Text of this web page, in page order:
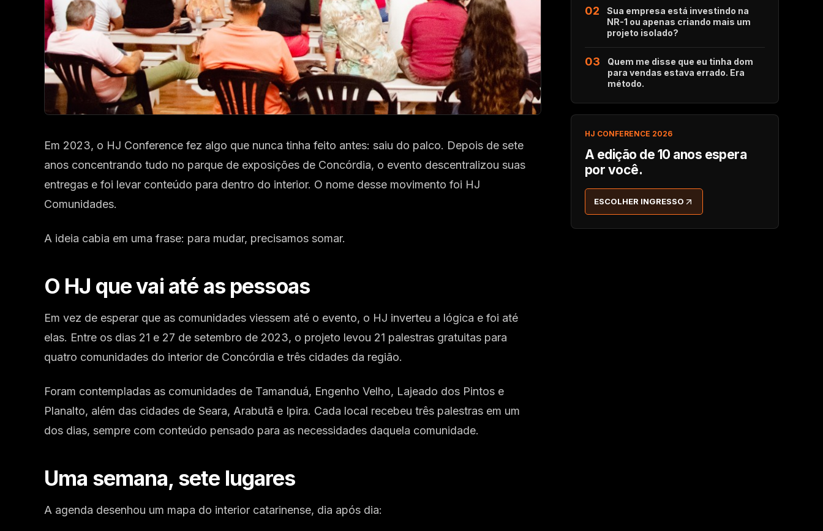
Em 2023, o HJ Conference fez algo que nunca tinha feito antes: saiu do palco. Depois de sete
anos concentrando tudo no parque de exposições de Concórdia, o evento descentralizou suas
entregas e foi levar conteúdo para dentro do interior. O nome desse movimento foi HJ
Comunidades.
A ideia cabia em uma frase: para mudar, precisamos somar.
O HJ que vai até as pessoas
Em vez de esperar que as comunidades viessem até o evento, o HJ inverteu a lógica e foi até
elas. Entre os dias 21 e 27 de setembro de 2023, o projeto levou 21 palestras gratuitas para
quatro comunidades do interior de Concórdia e três cidades da região.
Foram contempladas as comunidades de Tamanduá, Engenho Velho, Lajeado dos Pintos e
Planalto, além das cidades de Seara, Arabutã e Ipira. Cada local recebeu três palestras em um
dos dias, sempre com conteúdo pensado para as necessidades daquela comunidade.
Uma semana, sete lugares
A agenda desenhou um mapa do interior catarinense, dia após dia:
02
Sua empresa está investindo na
NR-1 ou apenas criando mais um
projeto isolado?
03
Quem me disse que eu tinha dom
para vendas estava errado. Era
método.
HJ CONFERENCE 2026
A edição de 10 anos espera
por você.
ESCOLHER INGRESSO